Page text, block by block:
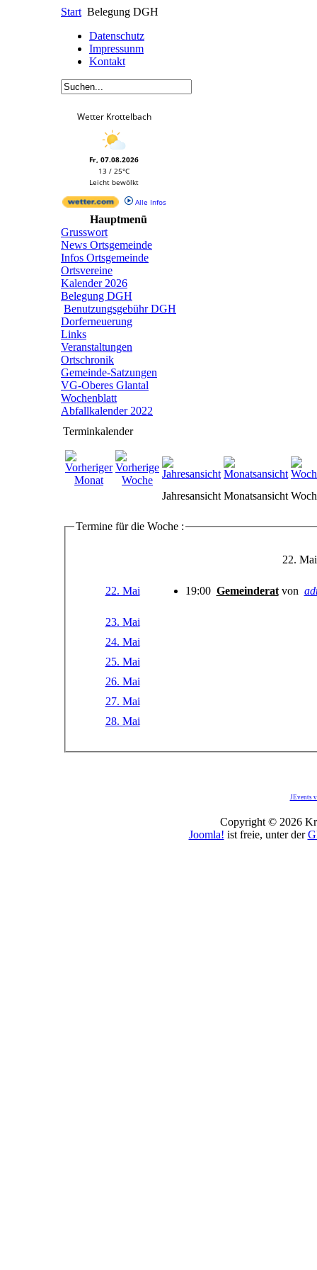
Start Belegung DGH
Datenschutz
Impressunm
Kontakt
Wetter Krottelbach
Fr, 07.08.2026
13 / 25°C
Leicht bewölkt
Alle Infos
Hauptmenü
Grusswort
News Ortsgemeinde
Infos Ortsgemeinde
Ortsvereine
Kalender 2026
Belegung DGH
Benutzungsgebühr DGH
Dorferneuerung
Links
Veranstaltungen
Ortschronik
Gemeinde-Satzungen
VG-Oberes Glantal
Wochenblatt
Abfallkalender 2022
Terminkalender
Jahresansicht Monatsansicht
Termine für die Woche :
22.
22. Mai 19:00 Gemeinderat von
23. Mai
24. Mai
25. Mai
26. Mai
27. Mai
28. Mai
JEvents
Copyright © 2026
Joomla! ist freie, unter der